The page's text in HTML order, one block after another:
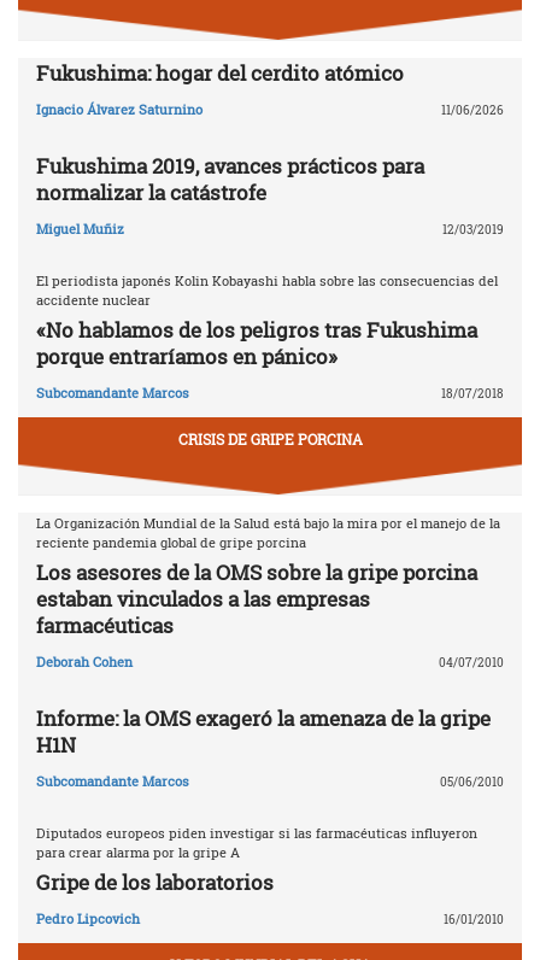
Fukushima: hogar del cerdito atómico
Ignacio Álvarez Saturnino 11/06/2026
Fukushima 2019, avances prácticos para
normalizar la catástrofe
Miguel Muñiz 12/03/2019
El periodista japonés Kolin Kobayashi habla sobre las consecuencias del
accidente nuclear
«No hablamos de los peligros tras Fukushima
porque entraríamos en pánico»
Subcomandante Marcos 18/07/2018
CRISIS DE GRIPE PORCINA
La Organización Mundial de la Salud está bajo la mira por el manejo de la
reciente pandemia global de gripe porcina
Los asesores de la OMS sobre la gripe porcina
estaban vinculados a las empresas
farmacéuticas
Deborah Cohen 04/07/2010
Informe: la OMS exageró la amenaza de la gripe
H1N
Subcomandante Marcos 05/06/2010
Diputados europeos piden investigar si las farmacéuticas influyeron
para crear alarma por la gripe A
Gripe de los laboratorios
Pedro Lipcovich 16/01/2010